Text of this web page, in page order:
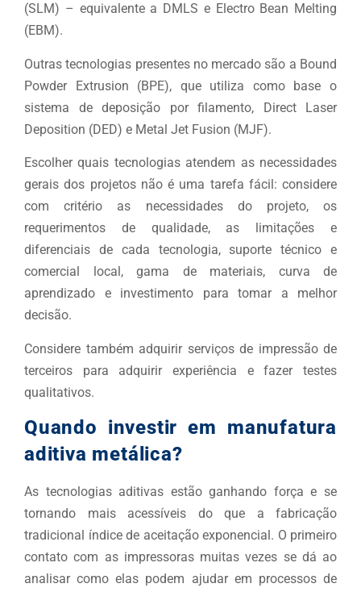
(SLM) – equivalente a DMLS e Electro Bean Melting
(EBM).
Outras tecnologias presentes no mercado são a Bound
Powder Extrusion (BPE), que utiliza como base o
sistema de deposição por filamento, Direct Laser
Deposition (DED) e Metal Jet Fusion (MJF).
Escolher quais tecnologias atendem as necessidades
gerais dos projetos não é uma tarefa fácil: considere
com critério as necessidades do projeto, os
requerimentos de qualidade, as limitações e
diferenciais de cada tecnologia, suporte técnico e
comercial local, gama de materiais, curva de
aprendizado e investimento para tomar a melhor
decisão.
Considere também adquirir serviços de impressão de
terceiros para adquirir experiência e fazer testes
qualitativos.
Quando investir em manufatura
aditiva metálica?
As tecnologias aditivas estão ganhando força e se
tornando mais acessíveis do que a fabricação
tradicional índice de aceitação exponencial. O primeiro
contato com as impressoras muitas vezes se dá ao
analisar como elas podem ajudar em processos de